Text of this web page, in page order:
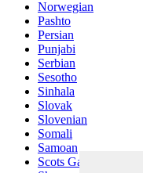
Norwegian
Pashto
Persian
Punjabi
Serbian
Sesotho
Sinhala
Slovak
Slovenian
Somali
Samoan
Scots Gaelic